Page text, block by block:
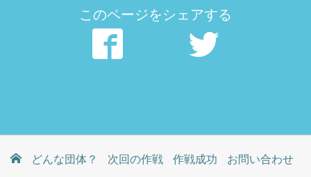
このページをシェアする
どんな団体？ 次回の作戦 作戦成功 お問い合わせ